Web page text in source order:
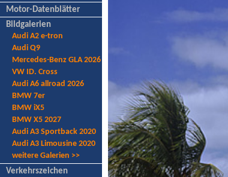
Motor-Datenblätter
Bildgalerien
Audi A2 e-tron
Audi Q9
Mercedes-Benz GLA 2026
VW ID. Cross
Audi A6 allroad 2026
BMW 7er
BMW iX5
BMW X5 2027
Audi A3 Sportback 2020
Audi A3 Limousine 2020
weitere Galerien >>
Verkehrszeichen